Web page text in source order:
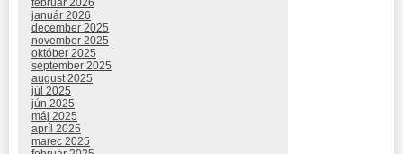
február 2026
január 2026
december 2025
november 2025
október 2025
september 2025
august 2025
júl 2025
jún 2025
máj 2025
apríl 2025
marec 2025